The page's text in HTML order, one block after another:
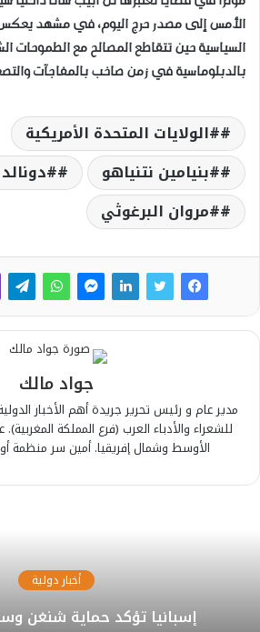
الأمس إلى مصدر حرج اليوم، في مشهد يعكس
السياسية حين تتقاطع المصالح مع الطموحات
بالدبلوماسية في زمن صاخب بالمفاجآت
#الولايات المتحدة الأمريكية
#بنيامين نتنياهو
#مروان البرغوثي
جواد مالك
مدير عام و رئيس تحرير جريدة أهم الأخبار
للشعراء والأدباء العرب (فرع المملكة
الأوسط وشمال إفريقيا. أمين سر منظمة
أخبار دولية
إسبانيا تؤكد حماية شنغن